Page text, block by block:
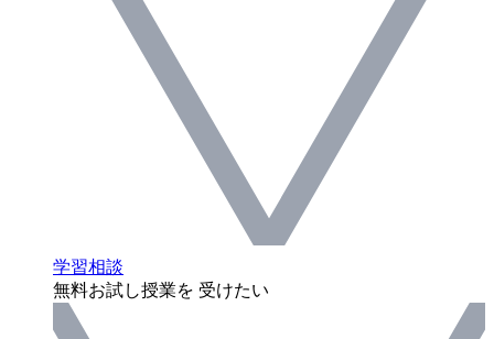
学習相談
無料お試し授業を 受けたい